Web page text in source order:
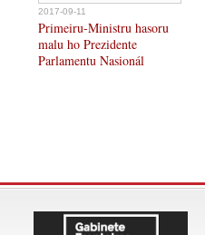
2017-09-11
Primeiru-Ministru hasoru
malu ho Prezidente
Parlamentu Nasionál